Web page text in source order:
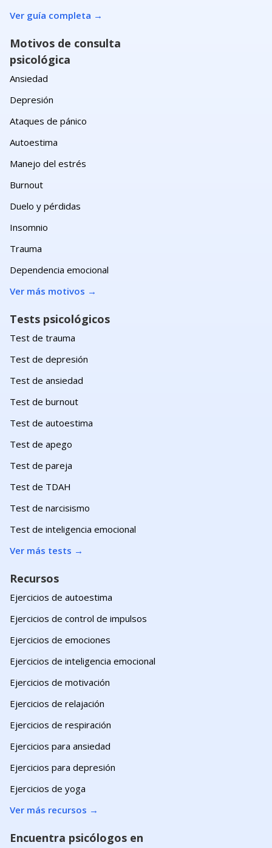
Ver guía completa →
Motivos de consulta
psicológica
Ansiedad
Depresión
Ataques de pánico
Autoestima
Manejo del estrés
Burnout
Duelo y pérdidas
Insomnio
Trauma
Dependencia emocional
Ver más motivos →
Tests psicológicos
Test de trauma
Test de depresión
Test de ansiedad
Test de burnout
Test de autoestima
Test de apego
Test de pareja
Test de TDAH
Test de narcisismo
Test de inteligencia emocional
Ver más tests →
Recursos
Ejercicios de autoestima
Ejercicios de control de impulsos
Ejercicios de emociones
Ejercicios de inteligencia emocional
Ejercicios de motivación
Ejercicios de relajación
Ejercicios de respiración
Ejercicios para ansiedad
Ejercicios para depresión
Ejercicios de yoga
Ver más recursos →
Encuentra psicólogos en